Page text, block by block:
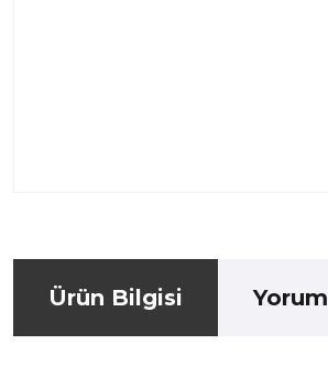
Ürün Bilgisi